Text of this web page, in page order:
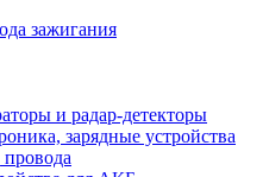
зажигания
и радар-детекторы
зарядные устройства
провода